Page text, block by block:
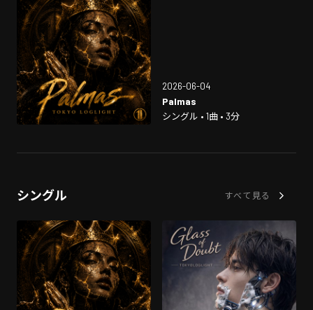
2026-06-04
Palmas
シングル • 1曲 • 3分
シングル すべて見る